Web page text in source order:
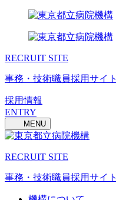
RECRUIT SITE
事務・技術職員採用サイト
採用情報
ENTRY
MENU
RECRUIT SITE
事務・技術職員採用サイト